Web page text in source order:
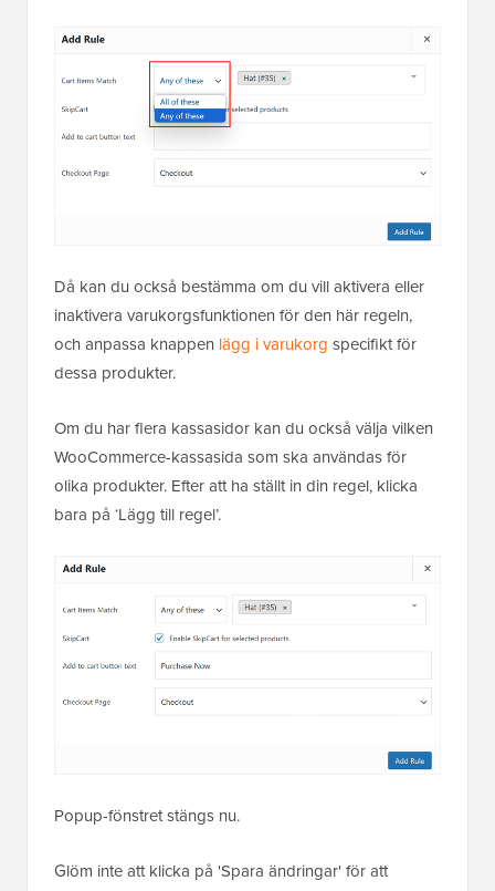
Då kan du också bestämma om du vill aktivera eller
inaktivera varukorgsfunktionen för den här regeln,
och anpassa knappen lägg i varukorg specifikt för
dessa produkter.
Om du har flera kassasidor kan du också välja vilken
WooCommerce-kassasida som ska användas för
olika produkter. Efter att ha ställt in din regel, klicka
bara på ‘Lägg till regel’.
Popup-fönstret stängs nu.
Glöm inte att klicka på 'Spara ändringar' för att